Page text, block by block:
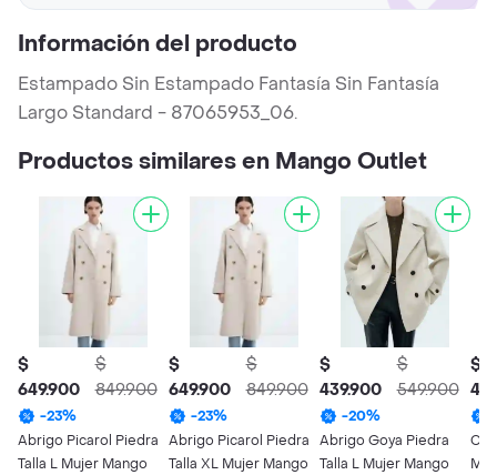
Información del producto
Estampado Sin Estampado Fantasía Sin Fantasía
Largo Standard - 87065953_06.
Productos similares en Mango Outlet
$
649.900
$
849.900
-23%
Abrigo Picarol Piedra
Talla L Mujer Mango
$
649.900
$
849.900
-23%
Abrigo Picarol Piedra
Talla XL Mujer Mango
$
439.900
$
549.900
-20%
Abrigo Goya Piedra
Talla L Mujer Mango
$